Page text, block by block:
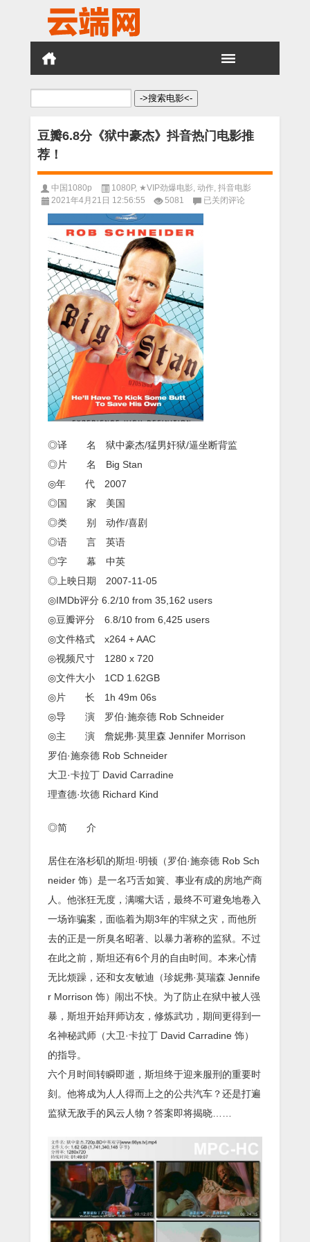
搜
豆瓣6.8分《狱中豪杰》抖音热门电影推
荐！
中国1080p 1080P, ★VIP劲爆电影 动作 抖音电影
2021年4月21日 12:56:55
5081
豆
瓣
6.8
豪
杰》
抖
音
门
电
影
推
荐！
已关闭评论
◎译 名 狱中豪杰/猛男奸狱/逼坐断背监
◎片 名 Big Stan
◎年 代 2007
◎国 家 美国
◎类 别 动作/喜剧
◎语 言 英语
◎字 幕 中英
◎上映日期 2007-11-05
◎IMDb评分 6.2/10 from 35,162 users
◎豆瓣评分 6.8/10 from 6,425 users
◎文件格式 x264 + AAC
◎视频尺寸 1280 x 720
◎文件大小 1CD 1.62GB
◎片 长 1h 49m 06s
◎导 演 罗伯·施奈德 Rob Schneider
◎主 演 詹妮弗·莫里森 Jennifer Morrison
罗伯·施奈德 Rob Schneider
大卫·卡拉丁 David Carradine
理查德·坎德 Richard Kind
◎简 介
居住在洛杉矶的斯坦·明顿（罗伯·施奈德 Rob Sch
neider 饰）是一名巧舌如簧、事业有成的房地产商
人。他张狂无度，满嘴大话，最终不可避免地卷入
一场诈骗案，面临着为期3年的牢狱之灾，而他所
去的正是一所臭名昭著、以暴力著称的监狱。不过
在此之前，斯坦还有6个月的自由时间。本来心情
无比烦躁，还和女友敏迪（珍妮弗·莫瑞森 Jennife
r Morrison 饰）闹出不快。为了防止在狱中被人强
暴，斯坦开始拜师访友，修炼武功，期间更得到一
名神秘武师（大卫·卡拉丁 David Carradine 饰）
的指导。
六个月时间转瞬即逝，斯坦终于迎来服刑的重要时
刻。他将成为人人得而上之的公共汽车？还是打遍
监狱无敌手的风云人物？答案即将揭晓……